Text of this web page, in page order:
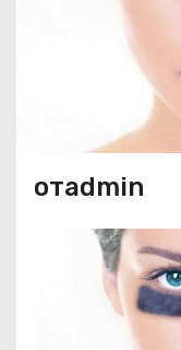
отadmin